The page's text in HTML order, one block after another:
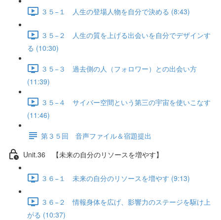
３５−１ 人生の登場人物を自分で決める (8:43)
３５−２ 人生の質を上げる出会いを自分でデザインす
る (10:30)
３５−３ 過去側の人（フォロワー）との出会い方
(11:39)
３５−４ サイバー空間という第三の宇宙を使いこなす
(11:46)
第３５回 音声ファイル＆宿題提出
Unit.36 【未来の自分のリソースを増やす】
３６−１ 未来の自分のリソースを増やす (9:13)
３６−２ 情報身体を広げ、影響力のステージを駆け上
がる (10:37)